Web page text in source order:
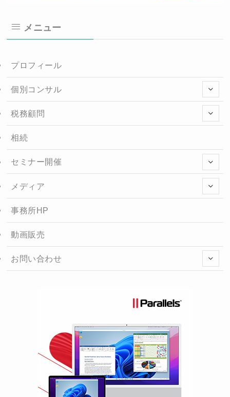
メニュー
プロフィール
個別コンサル
税務顧問
相続
セミナー開催
メディア
事務所HP
動画販売
お問い合わせ